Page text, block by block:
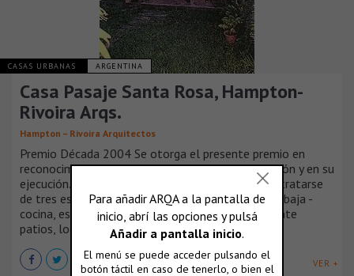
CASAS URBANAS ARGENTINA
Casa Pasaje Santa Rosa, Hampton-
Rivoira Arqs.
Hampton – Rivoira Arquitectos
Premio Década 2004 Se otorga el presente premio en
reconocimiento a una obra madura en su concepción y en su
ejecución. La simplicidad en su planteamiento, al tratarse
de tres espacios interiores continuos en la planta baja -
cocina, estar, zona de servicio- conectados mediante
patios, logra una intensa riqueza espacial.
VER +